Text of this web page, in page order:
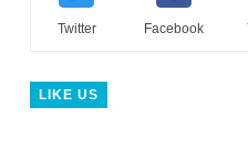
Twitter Facebook
LIKE US